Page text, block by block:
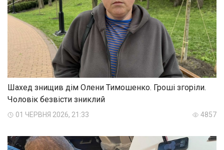
Шахед знищив дім Олени Тимошенко. Гроші згоріли.
Чоловік безвісти зниклий
01 ЧЕРВНЯ 2026, 21:33 4857